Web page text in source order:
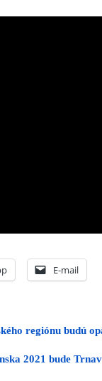
E-mail
regiónu budú
2021 bude